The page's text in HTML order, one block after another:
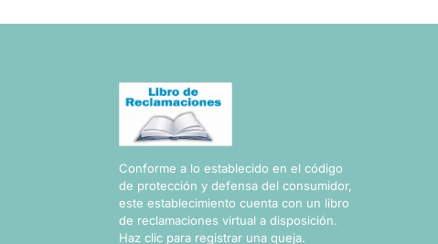
Conforme a lo establecido en el código
de protección y defensa del consumidor,
este establecimiento cuenta con un libro
de reclamaciones virtual a disposición.
Haz clic para registrar una queja.